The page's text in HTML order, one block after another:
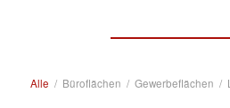
Alle / Büroflächen / Gewerbeflächen /